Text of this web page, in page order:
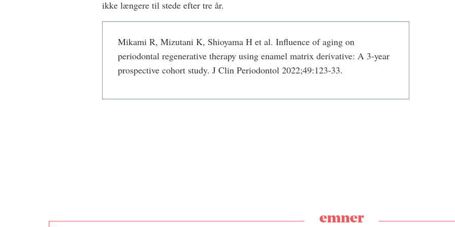
ikke længere til stede efter tre år.
Mikami R, Mizutani K, Shioyama H et al. Influence of aging on
periodontal regenerative therapy using enamel matrix derivative: A 3-year
prospective cohort study. J Clin Periodontol 2022;49:123-33.
emner